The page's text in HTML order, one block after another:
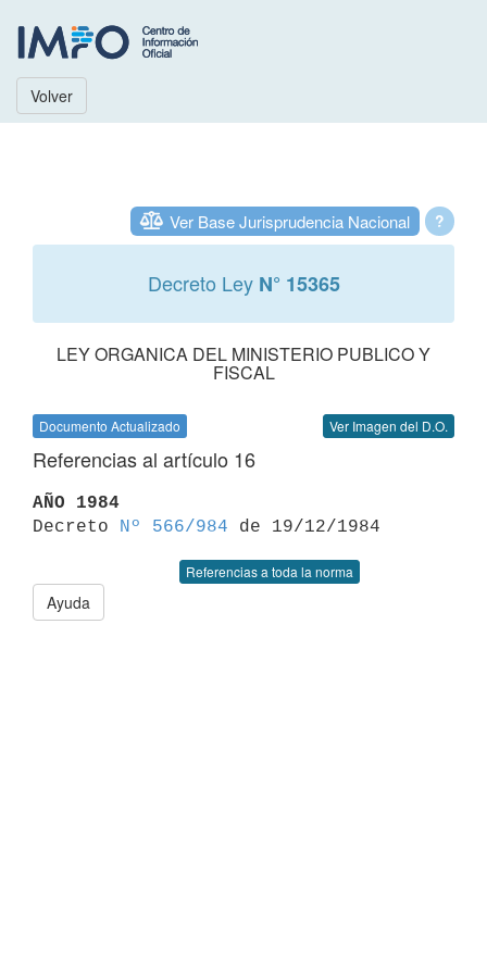
Volver
?
Ver Base Jurisprudencia Nacional
Decreto Ley N° 15365
LEY ORGANICA DEL MINISTERIO PUBLICO Y
FISCAL
Documento Actualizado Ver Imagen del D.O.
Referencias al artículo 16
AÑO 1984
Decreto
Nº 566/984
Referencias a toda la norma
Ayuda